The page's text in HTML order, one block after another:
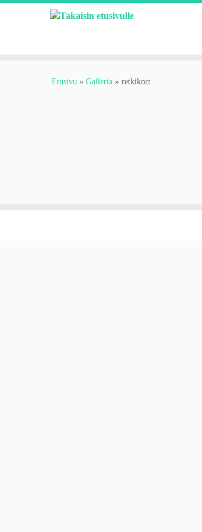
Skip
Etusivu » Galleria » retkikort